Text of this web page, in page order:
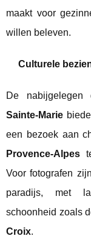
maakt voor
willen beleven.
Culturele
De
Sainte-Marie
een bezoek aan
Provence-Alpes
Voor fotografen
paradijs, met
schoonheid zoals
Croix.